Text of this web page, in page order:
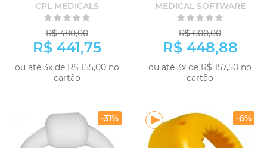
CPL MEDICALS
R$ 480,00
R$ 441,75
ou até 3x de R$ 155,00 no
cartão
MEDICAL SOFTWARE
R$ 600,00
R$ 448,88
ou até 3x de R$ 157,50 no
cartão
-31% -6%